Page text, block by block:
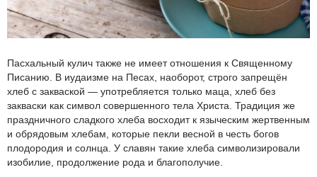
Пасхальный кулич также не имеет отношения к Священному
Писанию. В иудаизме на Песах, наоборот, строго запрещён
хлеб с закваской — употребляется только маца, хлеб без
закваски как символ совершенного тела Христа. Традиция же
праздничного сладкого хлеба восходит к языческим жертвенным
и обрядовым хлебам, которые пекли весной в честь богов
плодородия и солнца. У славян такие хлеба символизировали
изобилие, продолжение рода и благополучие.